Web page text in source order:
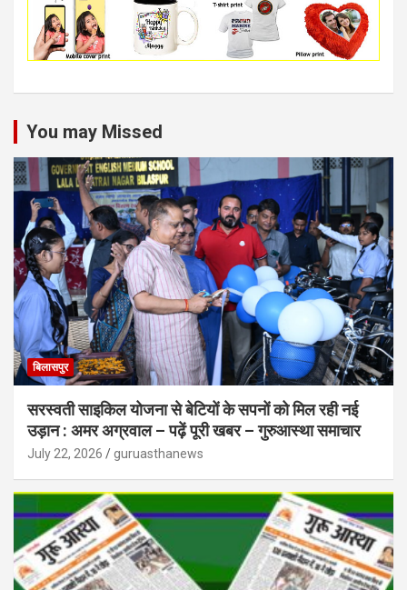
You may Missed
बिलासपुर
सरस्वती साइकिल योजना से बेटियों के सपनों को मिल रही नई
उड़ान : अमर अग्रवाल – पढ़ें पूरी खबर – गुरुआस्था समाचार
July 22, 2026 guruasthanews